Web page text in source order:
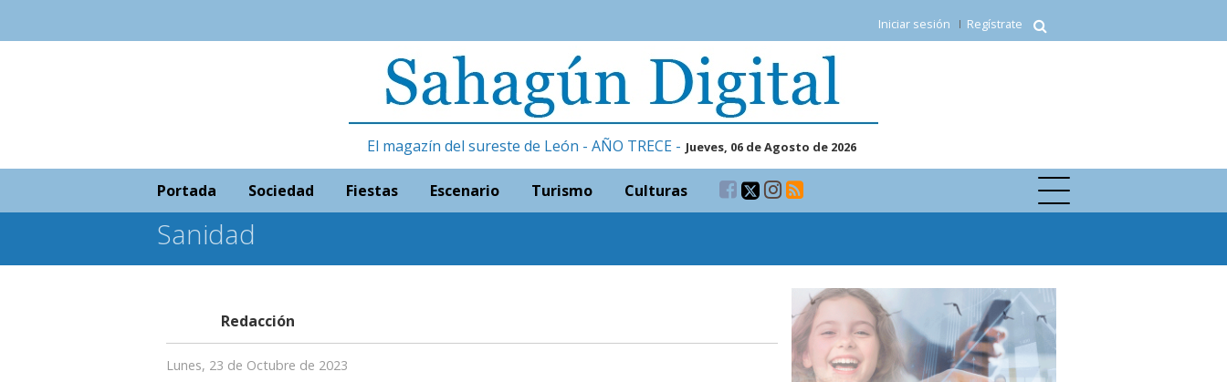
Iniciar sesión Regístrate
El magazín del sureste de León - AÑO TRECE - Jueves, 06 de Agosto de 2026
Portada Sociedad Fiestas Escenario Turismo Culturas
Sanidad
Redacción
Lunes, 23 de Octubre de 2023